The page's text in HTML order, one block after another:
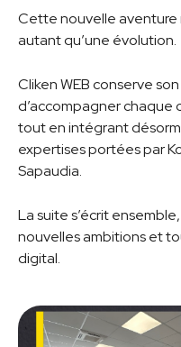
Cette nouvelle
autant qu’une évolution.
Cliken WEB conserve
d’accompagner chaque
tout en intégrant
expertises portées par
Sapaudia.
La suite s’écrit
nouvelles ambitions et
digital.